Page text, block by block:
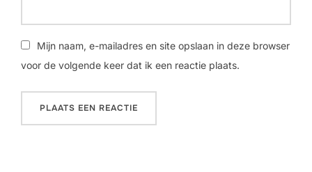
Mijn naam, e-mailadres en site opslaan in deze browser
voor de volgende keer dat ik een reactie plaats.